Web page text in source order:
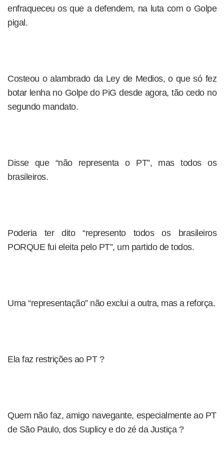
enfraqueceu os que a defendem, na luta com o Golpe
pigal.
Costeou o alambrado da Ley de Medios, o que só fez
botar lenha no Golpe do PiG desde agora, tão cedo no
segundo mandato.
Disse que “não representa o PT”, mas todos os
brasileiros.
Poderia ter dito “represento todos os brasileiros
PORQUE fui eleita pelo PT”, um partido de todos.
Uma “representação” não exclui a outra, mas a reforça.
Ela faz restrições ao PT ?
Quem não faz, amigo navegante, especialmente ao PT
de São Paulo, dos Suplicy e do zé da Justiça ?